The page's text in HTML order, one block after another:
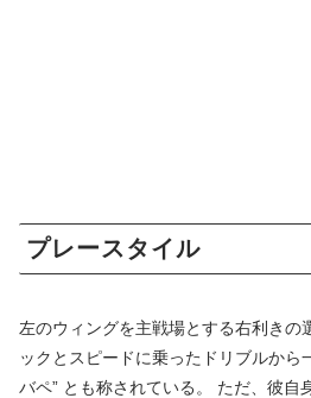
プレースタ
左のウィングを主戦場とする右利きの
ックとスピードに乗ったドリブルから
バペ” とも称されている。 ただ、彼自